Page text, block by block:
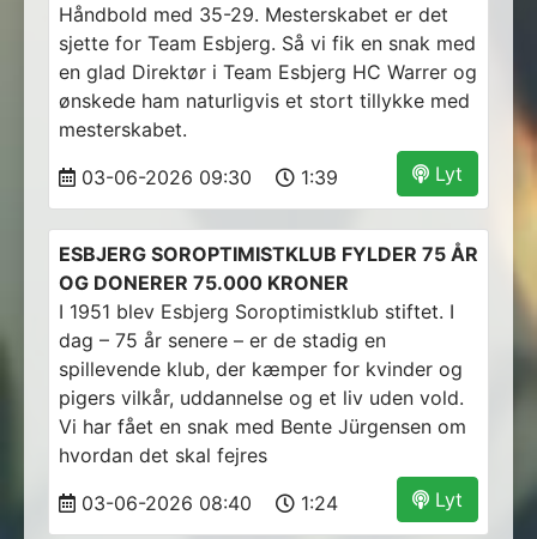
Håndbold med 35-29. Mesterskabet er det
sjette for Team Esbjerg. Så vi fik en snak med
en glad Direktør i Team Esbjerg HC Warrer og
ønskede ham naturligvis et stort tillykke med
mesterskabet.
Lyt
03-06-2026 09:30 1:39
ESBJERG SOROPTIMISTKLUB FYLDER 75 ÅR
OG DONERER 75.000 KRONER
I 1951 blev Esbjerg Soroptimistklub stiftet. I
dag – 75 år senere – er de stadig en
spillevende klub, der kæmper for kvinder og
pigers vilkår, uddannelse og et liv uden vold.
Vi har fået en snak med Bente Jürgensen om
hvordan det skal fejres
Lyt
03-06-2026 08:40 1:24